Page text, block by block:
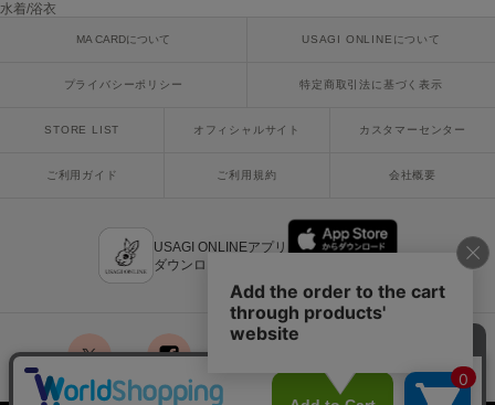
ナウンス
null.
水着/浴衣
MA CARDについて USAGI ONLINEについて
プライバシーポリシー 特定商取引法に基づく表示
STORE LIST オフィシャルサイト カスタマーセンター
ご利用ガイド ご利用規約 会社概要
USAGI ONLINEアプリ
ダウンロードはこちら
x facebook LINE mail